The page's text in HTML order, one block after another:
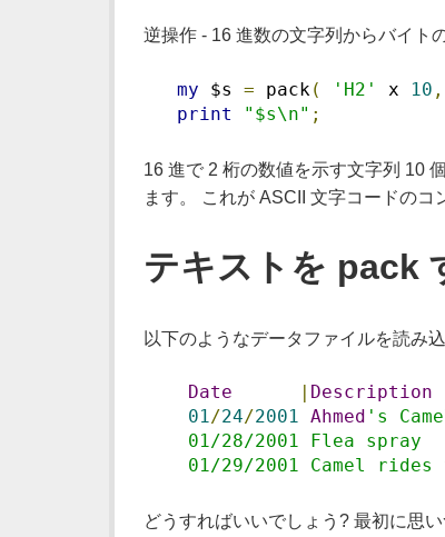
逆操作 - 16 進数の文字列からバイト
my $s = pack( 'H2' x 10 ,
print
"$s\n" ;
16 進で 2 桁の数値を示す文字列 10
ます。 これが ASCII 文字コードのコ
テキストを pack
以下のようなデータファイルを読み
Date Description
01/24/2001 Ahmed 's
01/28/2001 Flea spray
01/29/2001 Camel rides
どうすればいいでしょう? 最初に思